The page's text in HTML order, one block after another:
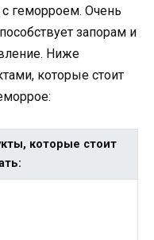
геморроем. Очень
запорам и
Ниже
которые стоит
которые стоит